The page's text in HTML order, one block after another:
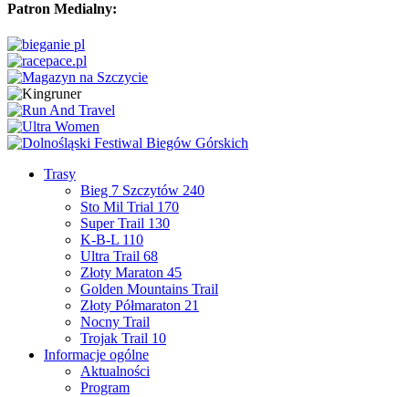
Patron Medialny:
Trasy
Bieg 7 Szczytów 240
Sto Mil Trial 170
Super Trail 130
K-B-L 110
Ultra Trail 68
Złoty Maraton 45
Golden Mountains Trail
Złoty Półmaraton 21
Nocny Trail
Trojak Trail 10
Informacje ogólne
Aktualności
Program